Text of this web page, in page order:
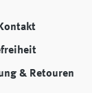
& Retouren